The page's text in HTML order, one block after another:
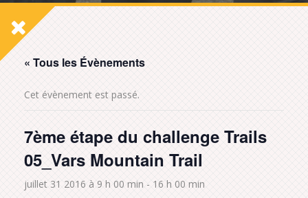
« Tous les Évènements
Cet évènement est passé.
7ème étape du challenge Trails
05_Vars Mountain Trail
juillet 31 2016 à 9 h 00 min - 16 h 00 min